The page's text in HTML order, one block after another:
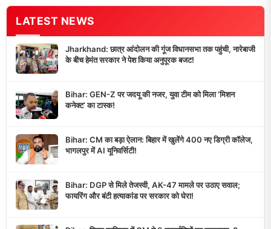
LATEST NEWS
Jharkhand: छात्र आंदोलन की गूंज विधानसभा तक पहुंची, नारेबाजी
के बीच हेमंत सरकार ने पेश किया अनुपूरक बजट!
Bihar: GEN-Z पर जदयू की नजर, युवा टीम को मिला ‘मिशन
कनेक्ट’ का टास्क!
Bihar: CM का बड़ा ऐलान: बिहार में खुलेंगे 400 नए डिग्री कॉलेज,
भागलपुर में AI यूनिवर्सिटी!
Bihar: DGP से मिले तेजस्वी, AK-47 मामले पर उठाए सवाल;
फायरिंग और बंटी हत्याकांड पर सरकार को घेरा!